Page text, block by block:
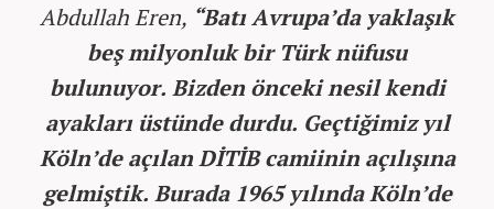
Abdullah Eren, “Batı Avrupa’da yaklaşık
beş milyonluk bir Türk nüfusu
bulunuyor. Bizden önceki nesil kendi
ayakları üstünde durdu. Geçtiğimiz yıl
Köln’de açılan DİTİB camiinin açılışına
gelmiştik. Burada 1965 yılında Köln’de